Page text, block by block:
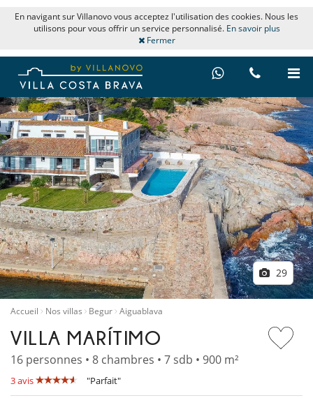
En navigant sur Villanovo vous acceptez l'utilisation des cookies. Nous les
utilisons pour vous offrir un service personnalisé. En savoir plus
Fermer
29
Accueil Nos villas Begur Aiguablava
VILLA MARÍTIMO
16 personnes • 8 chambres • 7 sdb • 900 m²
3 avis "Parfait"